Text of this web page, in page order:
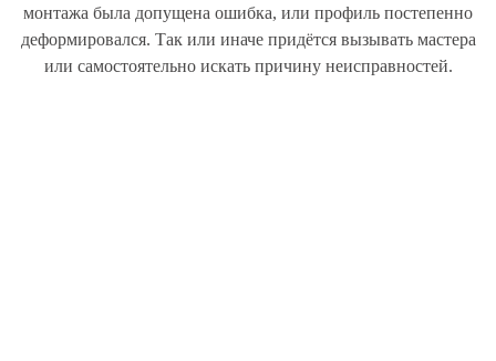
монтажа была допущена ошибка, или профиль постепенно
деформировался. Так или иначе придётся вызывать мастера
или самостоятельно искать причину неисправностей.